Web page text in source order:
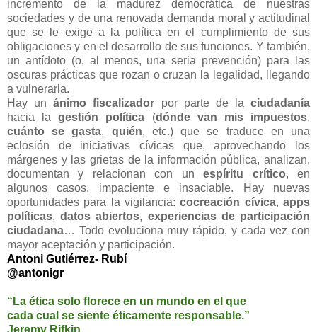
incremento de la madurez democrática de nuestras
sociedades y de una renovada demanda moral y actitudinal
que se le exige a la política en el cumplimiento de sus
obligaciones y en el desarrollo de sus funciones. Y también,
un antídoto (o, al menos, una seria prevención) para las
oscuras prácticas que rozan o cruzan la legalidad, llegando
a vulnerarla.
Hay unánimo fiscalizador por parte de la ciudadanía
hacia lagestión política (dónde van mis impuestos,
cuánto se gasta, quién, etc.) que se traduce en una
eclosión de iniciativas cívicas que, aprovechando los
márgenes y las grietas de la información pública, analizan,
documentan y relacionan con unespíritu crítico, en
algunos casos, impaciente e insaciable. Hay nuevas
oportunidades para la vigilancia:cocreación cívica,apps
políticas,datos abiertos, experiencias de participación
ciudadana… Todo evoluciona muy rápido, y cada vez con
mayor aceptación y participación.
Antoni Gutiérrez- Rubí
@antonigr
“La ética solo florece en un mundo en el que
cada cual se siente éticamente responsable.”
Jeremy Rifkin